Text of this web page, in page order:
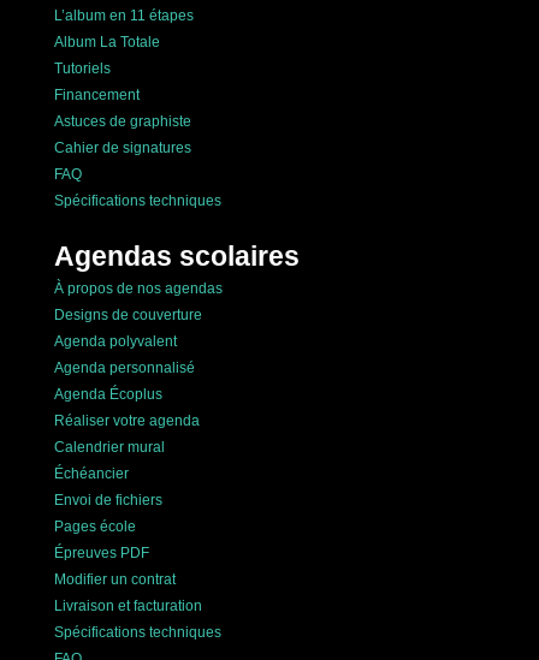
L’album en 11 étapes
Album La Totale
Tutoriels
Financement
Astuces de graphiste
Cahier de signatures
FAQ
Spécifications techniques
Agendas scolaires
À propos de nos agendas
Designs de couverture
Agenda polyvalent
Agenda personnalisé
Agenda Écoplus
Réaliser votre agenda
Calendrier mural
Échéancier
Envoi de fichiers
Pages école
Épreuves PDF
Modifier un contrat
Livraison et facturation
Spécifications techniques